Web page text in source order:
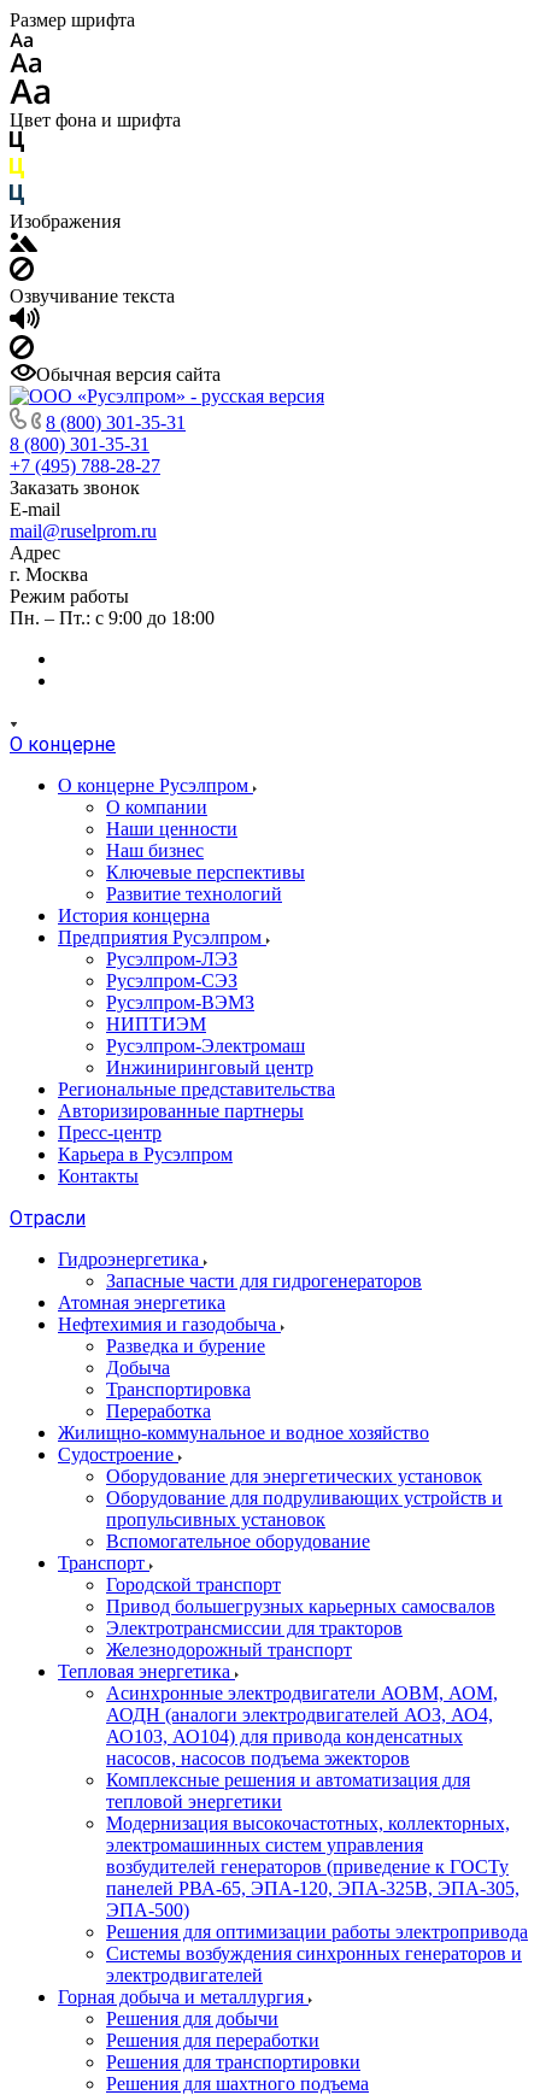
Размер шрифта
Цвет фона и шрифта
Изображения
Озвучивание текста
Обычная версия сайта
8 (800) 301-35-31
8 (800) 301-35-31
+7 (495) 788-28-27
Заказать звонок
E-mail
mail@ruselprom.ru
Адрес
г. Москва
Режим работы
Пн. – Пт.: с 9:00 до 18:00
О концерне
О концерне Русэлпром
О компании
Наши ценности
Наш бизнес
Ключевые перспективы
Развитие технологий
История концерна
Предприятия Русэлпром
Русэлпром-ЛЭЗ
Русэлпром-СЭЗ
Русэлпром-ВЭМЗ
НИПТИЭМ
Русэлпром-Электромаш
Инжиниринговый центр
Региональные представительства
Авторизированные партнеры
Пресс-центр
Карьера в Русэлпром
Контакты
Отрасли
Гидроэнергетика
Запасные части для гидрогенераторов
Атомная энергетика
Нефтехимия и газодобыча
Разведка и бурение
Добыча
Транспортировка
Переработка
Жилищно-коммунальное и водное хозяйство
Судостроение
Оборудование для энергетических установок
Оборудование для подруливающих устройств и
пропульсивных установок
Вспомогательное оборудование
Транспорт
Городской транспорт
Привод большегрузных карьерных самосвалов
Электротрансмиссии для тракторов
Железнодорожный транспорт
Тепловая энергетика
Асинхронные электродвигатели АОВМ, АОМ,
АОДН (аналоги электродвигателей АО3, АО4,
АО103, АО104) для привода конденсатных
насосов, насосов подъема эжекторов
Комплексные решения и автоматизация для
тепловой энергетики
Модернизация высокочастотных, коллекторных,
электромашинных систем управления
возбудителей генераторов (приведение к ГОСТу
панелей РВА-65, ЭПА-120, ЭПА-325В, ЭПА-305,
ЭПА-500)
Решения для оптимизации работы электропривода
Системы возбуждения синхронных генераторов и
электродвигателей
Горная добыча и металлургия
Решения для добычи
Решения для переработки
Решения для транспортировки
Решения для шахтного подъема